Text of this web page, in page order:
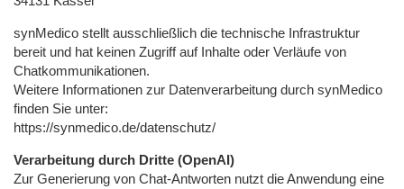
synMedico stellt ausschließlich die technische Infrastruktur
bereit und hat keinen Zugriff auf Inhalte oder Verläufe von
Chatkommunikationen.
Weitere Informationen zur Datenverarbeitung durch synMedico
finden Sie unter:
https://synmedico.de/datenschutz/
Verarbeitung durch Dritte (OpenAI)
Zur Generierung von Chat-Antworten nutzt die Anwendung eine